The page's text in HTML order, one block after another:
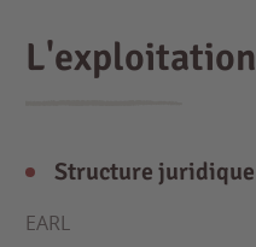
L'exploitation
Structure juridique
EARL